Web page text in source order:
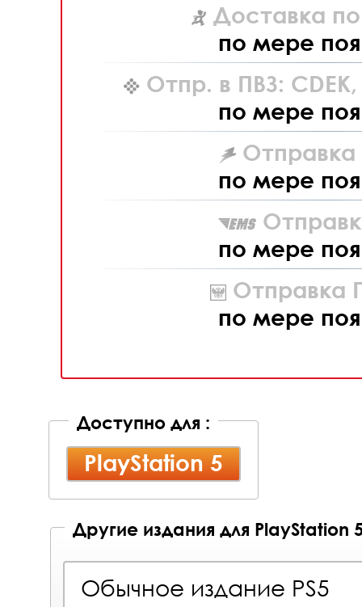
Доставка
по мере
Отпр. в ПВЗ: CDEK,
по мере
Отправка
по мере
по мере
Отправка
по мере
Доступно для :
PlayStation 5
Другие издания для PlayStation
Обычное издание PS5